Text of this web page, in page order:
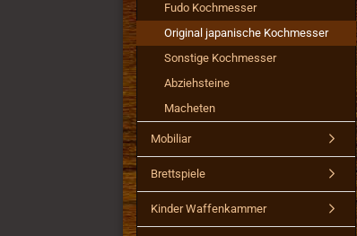
Fudo Kochmesser
Original japanische Kochmesser
Sonstige Kochmesser
Abziehsteine
Macheten
Mobiliar
Brettspiele
Kinder Waffenkammer